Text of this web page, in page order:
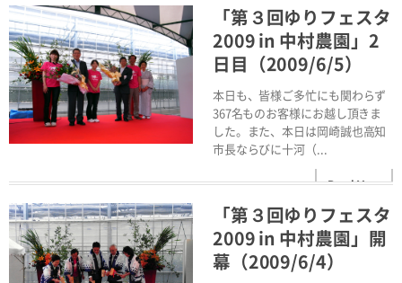
Read More
「第３回ゆりフェスタ
2009 in 中村農園」2
日目（2009/6/5）
本日も、皆様ご多忙にも関わらず
367名ものお客様にお越し頂きま
した。また、本日は岡崎誠也高知
市長ならびに十河（...
Read More
「第３回ゆりフェスタ
2009 in 中村農園」開
幕（2009/6/4）